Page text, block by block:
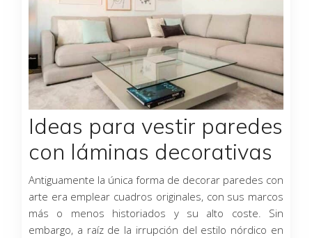
Ideas para vestir paredes
con láminas decorativas
Antiguamente la única forma de decorar paredes con
arte era emplear cuadros originales, con sus marcos
más o menos historiados y su alto coste. Sin
embargo, a raíz de la irrupción del estilo nórdico en